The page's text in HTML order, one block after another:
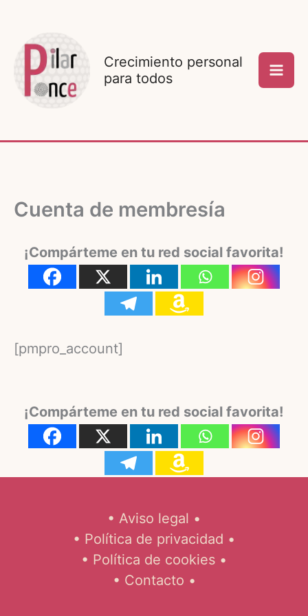
contenido
Crecimiento personal
para todos
Cuenta de membresía
¡Compárteme en tu red social favorita!
[pmpro_account]
¡Compárteme en tu red social favorita!
• Aviso legal •
• Política de privacidad •
• Política de cookies •
• Contacto •